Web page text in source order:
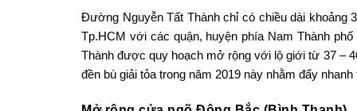
Đường Nguyễn Tất Thành chỉ có chiều dài khoảng
Tp.HCM với các quận, huyện phía Nam Thành
Thành được quy hoạch mở rộng với lộ giới từ 37 –
đền bù giải tỏa trong năm 2019 này nhằm đẩy